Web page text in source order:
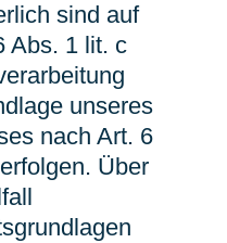
sind auf
Abs. 1 lit. c
unseres
nach Art. 6
Über